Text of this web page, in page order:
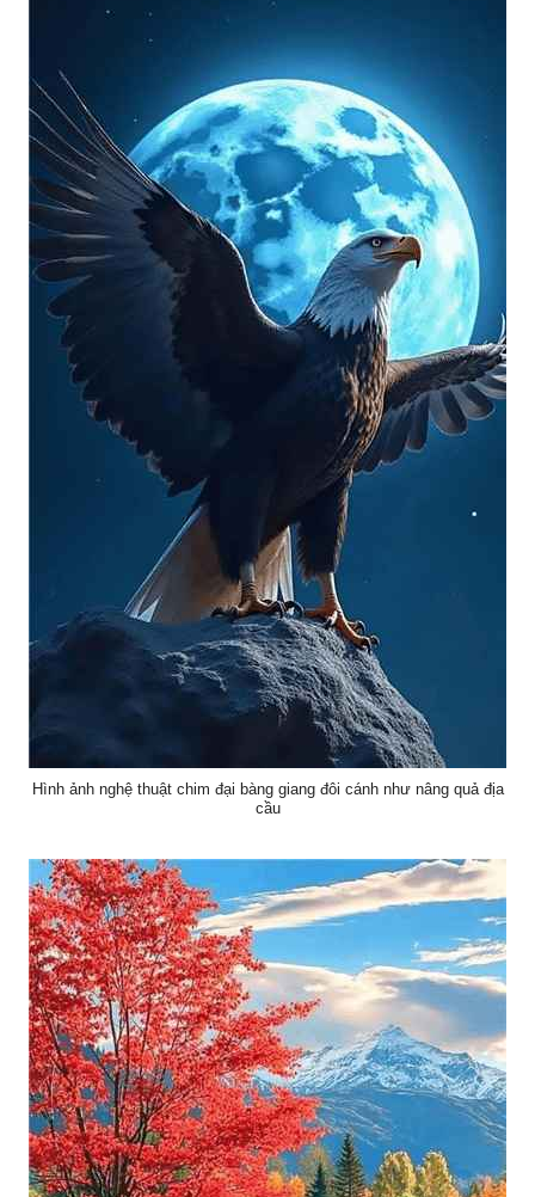
Hình ảnh nghệ thuật chim đại bàng giang đôi cánh như nâng quả địa
cầu